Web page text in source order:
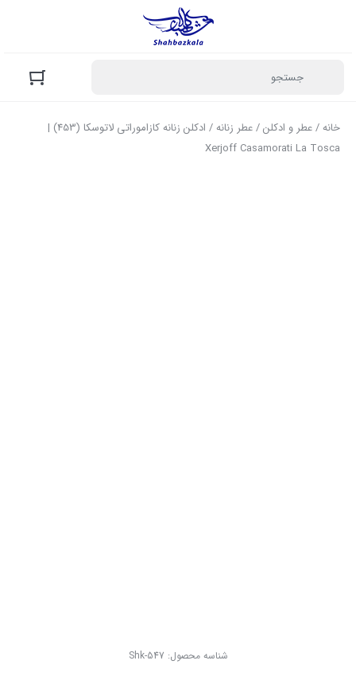
خانه/عطر و ادکلن/عطر زنانه
/ ادکلن زنانه کازاموراتی لاتوسکا (453) |
Xerjoff Casamorati La Tosca
شناسه محصول: Shk-547